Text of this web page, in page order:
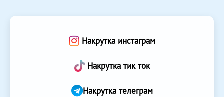
Накрутка инстаграм
Накрутка тик ток
Накрутка телеграм